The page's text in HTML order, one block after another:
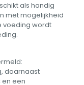
als handig
met mogelijkheid
voeding wordt
daarnaast
en een